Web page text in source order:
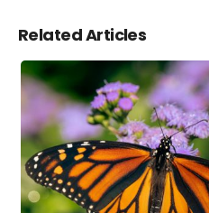
Related Articles